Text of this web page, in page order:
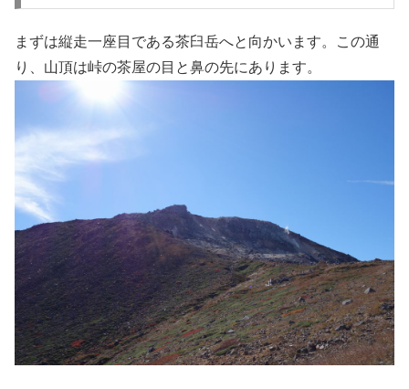
まずは縦走一座目である茶臼岳へと向かいます。この通
り、山頂は峠の茶屋の目と鼻の先にあります。